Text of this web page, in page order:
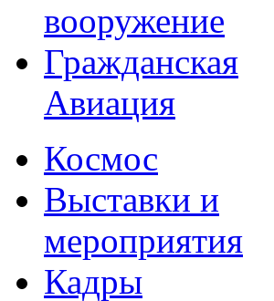
вооружение
Гражданская
Авиация
Космос
Выставки и
мероприятия
Кадры